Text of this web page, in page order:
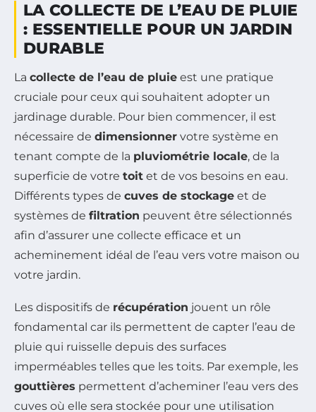
LA COLLECTE DE L’EAU DE PLUIE
: ESSENTIELLE POUR UN JARDIN
DURABLE
La collecte de l’eau de pluie est une pratique
cruciale pour ceux qui souhaitent adopter un
jardinage durable. Pour bien commencer, il est
nécessaire de dimensionner votre système en
tenant compte de la pluviométrie locale, de la
superficie de votre toit et de vos besoins en eau.
Différents types de cuves de stockage et de
systèmes de filtration peuvent être sélectionnés
afin d’assurer une collecte efficace et un
acheminement idéal de l’eau vers votre maison ou
votre jardin.
Les dispositifs de récupération jouent un rôle
fondamental car ils permettent de capter l’eau de
pluie qui ruisselle depuis des surfaces
imperméables telles que les toits. Par exemple, les
gouttières permettent d’acheminer l’eau vers des
cuves où elle sera stockée pour une utilisation